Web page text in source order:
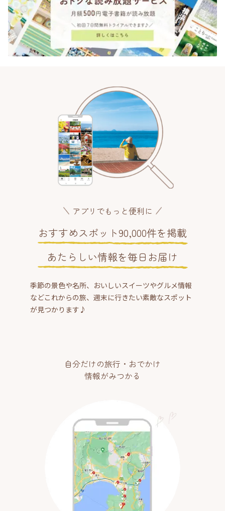
アプリでもっと便利に
おすすめスポット90,000件を掲載
あたらしい情報を毎日お届け
季節の景色や名所、おいしいスイーツやグルメ情報
などこれからの旅、週末に行きたい素敵なスポット
が見つかります♪
自分だけの旅行・おでかけ
情報がみつかる